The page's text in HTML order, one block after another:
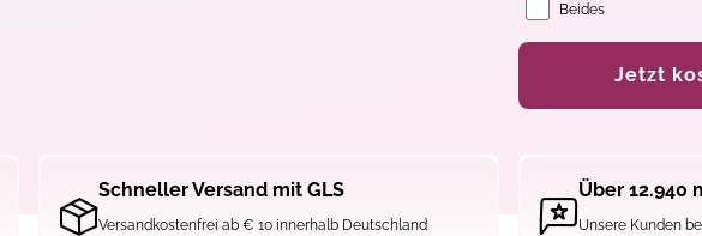
Beides
Jetzt
Schneller Versand mit GLS
Versandkostenfrei ab € 10 innerhalb Deutschland
Über 12.940
Unsere Kunden